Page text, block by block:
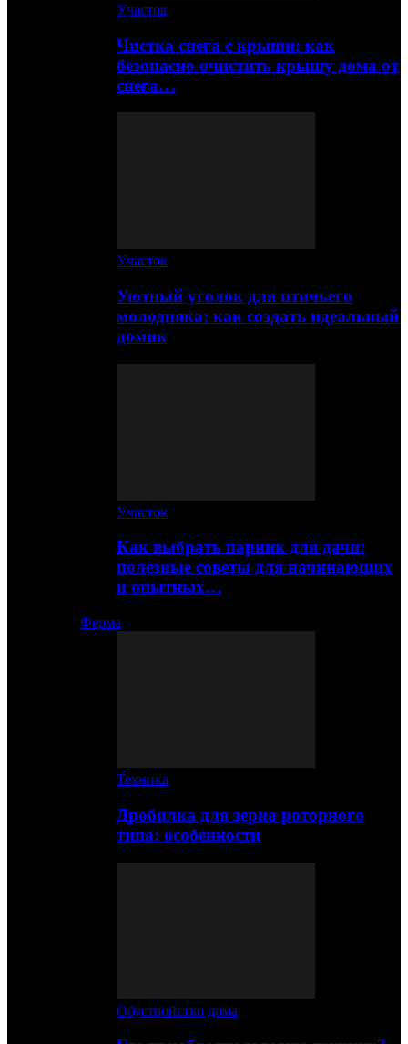
Участок
Чистка снега с крыши: как
безопасно очистить крышу дома от
снега…
Участок
Уютный уголок для птичьего
молодняка: как создать идеальный
домик
Участок
Как выбрать парник для дачи:
полезные советы для начинающих
и опытных…
Ферма
Техника
Дробилка для зерна роторного
типа: особенности
Обустройство дома